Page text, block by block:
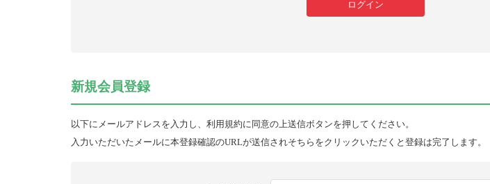
新規会員登録
以下にメールアドレスを入力し、利用規約に同意の上送信ボタンを押してください。
入力いただいたメールに本登録確認のURLが送信されそちらをクリックいただくと登録は完了します。